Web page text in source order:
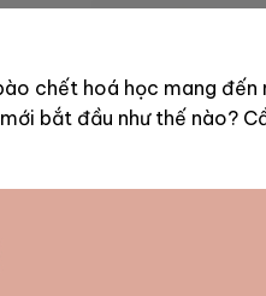
chết hoá học mang
bắt đầu như thế nào?